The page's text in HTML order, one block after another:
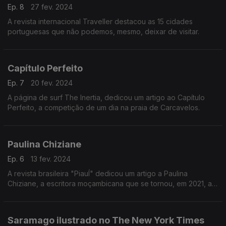
Ep. 8
27 fev. 2024
A revista internacional Traveller destacou as 15 cidades
portuguesas que não podemos, mesmo, deixar de visitar.
Capítulo Perfeito
Ep. 7
20 fev. 2024
A página de surf The Inertia, dedicou um artigo ao Capítulo
Perfeito, a competição de um dia na praia de Carcavelos.
Paulina Chiziane
Ep. 6
13 fev. 2024
A revista brasileira "PiauÍ" dedicou um artigo a Paulina
Chiziane, a escritora moçambicana que se tornou, em 2021, a
Saramago ilustrado no The New York Times